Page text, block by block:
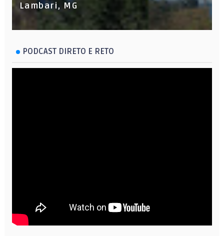
Lambari, MG
PODCAST DIRETO E RETO